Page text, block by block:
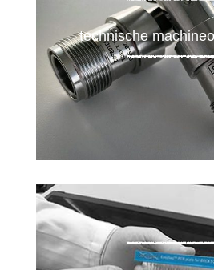
technische